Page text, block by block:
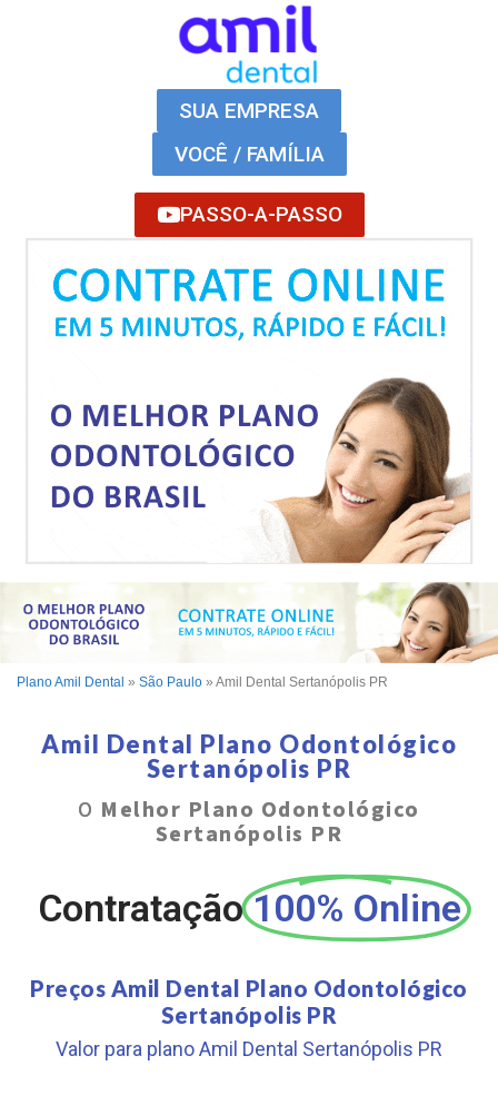
SUA EMPRESA
VOCÊ / FAMÍLIA
PASSO-A-PASSO
Plano Amil Dental » São Paulo » Amil Dental Sertanópolis PR
Amil Dental Plano Odontológico
Sertanópolis PR
O Melhor Plano Odontológico
Sertanópolis PR
Contratação 100% Online
Preços Amil Dental Plano Odontológico
Sertanópolis PR
Valor para plano Amil Dental Sertanópolis PR